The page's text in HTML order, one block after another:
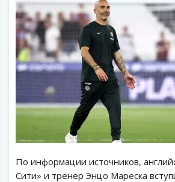
По информации источников,
Сити» и тренер Энцо Мареска